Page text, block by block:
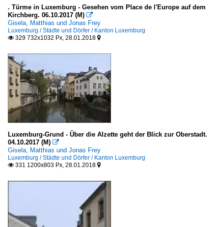
historische Architektur und Bauwerke
Neuere Architektur und Bauwerke
Stadtansichten
Bremen
Bremen
Hamburg
Hamburg-Mitte
Hamburg-Mitte / Hafen
Frankfurt am Main
. Türme in Luxemburg - Gesehen vom Place de l'Europe auf dem
Kirchberg. 06.10.2017 (M) 
Gisela, Matthias und Jonas Frey
Luxemburg / Städte und Dörfer / Kanton Luxemburg
 329 732x1032 Px, 28.01.2018 
Luxemburg-Grund - Über die Alzette geht der Blick zur Oberstadt.
04.10.2017 (M) 
Gisela, Matthias und Jonas Frey
Luxemburg / Städte und Dörfer / Kanton Luxemburg
 331 1200x803 Px, 28.01.2018 